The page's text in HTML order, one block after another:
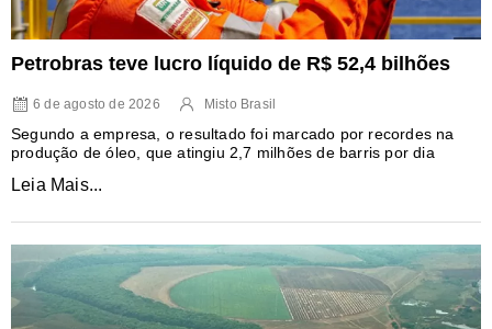
Petrobras teve lucro líquido de R$ 52,4 bilhões
6 de agosto de 2026 Misto Brasil
Segundo a empresa, o resultado foi marcado por recordes na
produção de óleo, que atingiu 2,7 milhões de barris por dia
Leia Mais...